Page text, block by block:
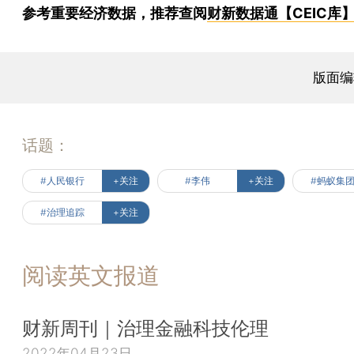
参考重要经济数据，推荐查阅财新数据通【CEIC库】
版面
话题：
#人民银行 +关注 #李伟 +关注 #蚂蚁集团
#治理追踪 +关注
阅读英文报道
财新周刊｜治理金融科技伦理